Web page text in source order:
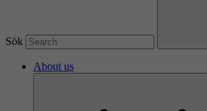
Sök
About us